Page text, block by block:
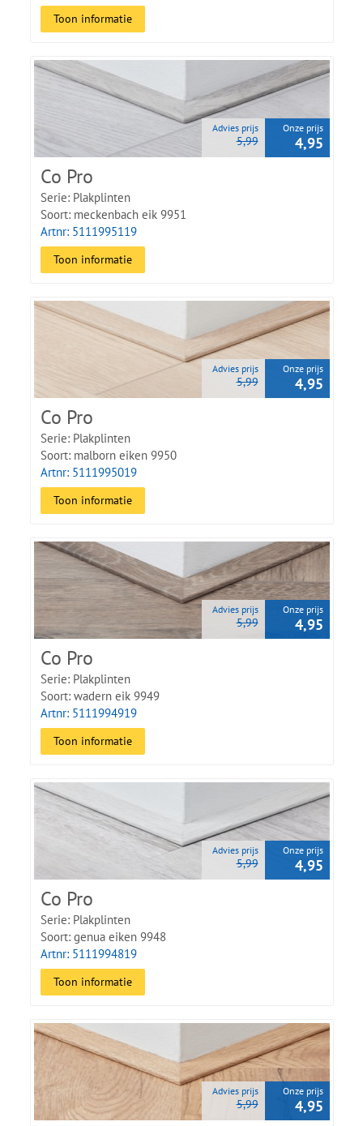
Toon informatie
Advies prijs
5,99
Onze prijs
4,95
Co Pro
Serie: Plakplinten
Soort: meckenbach eik 9951
Artnr: 5111995119
Toon informatie
Advies prijs
5,99
Onze prijs
4,95
Co Pro
Serie: Plakplinten
Soort: malborn eiken 9950
Artnr: 5111995019
Toon informatie
Advies prijs
5,99
Onze prijs
4,95
Co Pro
Serie: Plakplinten
Soort: wadern eik 9949
Artnr: 5111994919
Toon informatie
Advies prijs
5,99
Onze prijs
4,95
Co Pro
Serie: Plakplinten
Soort: genua eiken 9948
Artnr: 5111994819
Toon informatie
Advies prijs
5,99
Onze prijs
4,95